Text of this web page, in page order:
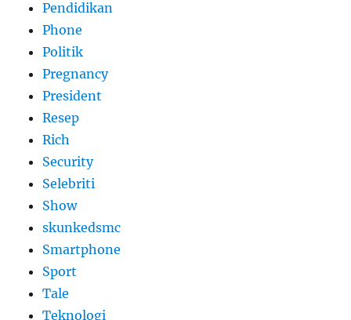
Pendidikan
Phone
Politik
Pregnancy
President
Resep
Rich
Security
Selebriti
Show
skunkedsmc
Smartphone
Sport
Tale
Teknologi